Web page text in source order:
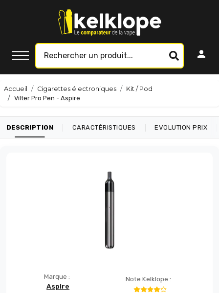
Accueil Cigarettes électroniques
Kit / Pod
Vilter Pro Pen - Aspire
DESCRIPTION CARACTÉRISTIQUES EVOLUTION PRIX
Marque :
Aspire
Note Kelklope :